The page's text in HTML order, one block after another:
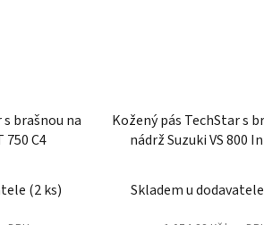
brašnou na
750 C4
(2 ks)
Kožený pás TechStar s
nádrž Suzuki VS 800
Skladem u dodavatele